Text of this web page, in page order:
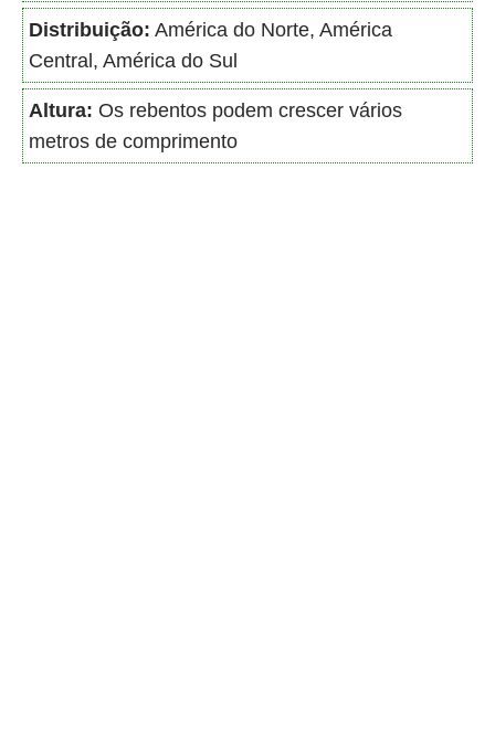
Distribuição: América do Norte, América
Central, América do Sul
Altura: Os rebentos podem crescer vários
metros de comprimento